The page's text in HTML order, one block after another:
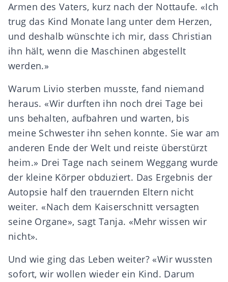
Armen des Vaters, kurz nach der Nottaufe. «Ich
trug das Kind Monate lang unter dem Herzen,
und deshalb wünschte ich mir, dass Christian
ihn hält, wenn die Maschinen abgestellt
werden.»
Warum Livio sterben musste, fand niemand
heraus. «Wir durften ihn noch drei Tage bei
uns behalten, aufbahren und warten, bis
meine Schwester ihn sehen konnte. Sie war am
anderen Ende der Welt und reiste überstürzt
heim.» Drei Tage nach seinem Weggang wurde
der kleine Körper obduziert. Das Ergebnis der
Autopsie half den trauernden Eltern nicht
weiter. «Nach dem Kaiserschnitt versagten
seine Organe», sagt Tanja. «Mehr wissen wir
nicht».
Und wie ging das Leben weiter? «Wir wussten
sofort, wir wollen wieder ein Kind. Darum